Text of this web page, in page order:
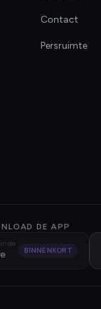
Contact
Persruimte
DE APP
de
BINNENKORT